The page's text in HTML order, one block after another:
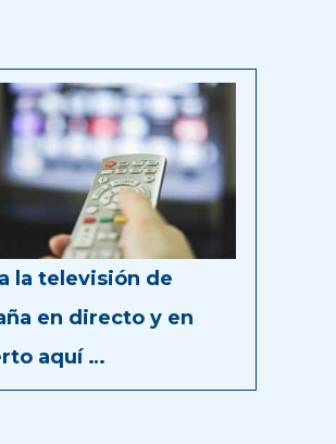
la televisión de
en directo y en
aquí …